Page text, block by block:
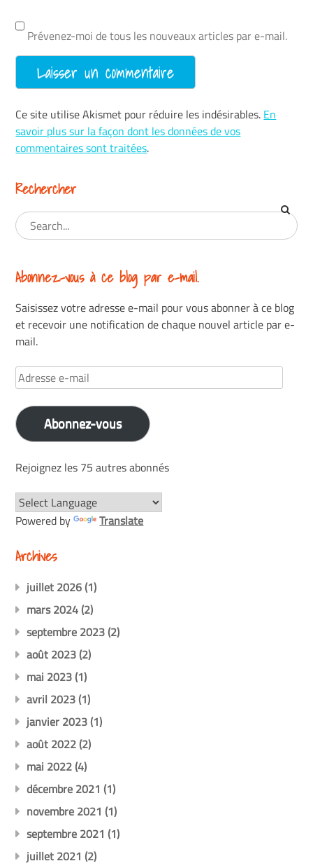
Prévenez-moi de tous les nouveaux articles par e-mail.
Ce site utilise Akismet pour réduire les indésirables. En
savoir plus sur la façon dont les données de vos
commentaires sont traitées.
Rechercher
Abonnez-vous à ce blog par e-mail.
Saisissez votre adresse e-mail pour vous abonner à ce blog
et recevoir une notification de chaque nouvel article par e-
mail.
Adresse
e-
mail
Abonnez-vous
Rejoignez les 75 autres abonnés
Powered by Translate
Archives
juillet 2026(1)
mars 2024(2)
septembre 2023(2)
août 2023(2)
mai 2023(1)
avril 2023(1)
janvier 2023(1)
août 2022(2)
mai 2022(4)
décembre 2021 (1)
novembre 2021 (1)
septembre 2021 (1)
juillet 2021 (2)